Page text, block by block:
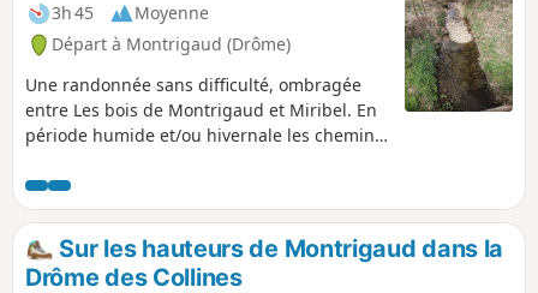
3h 45
Moyenne
Départ à Montrigaud (Drôme)
Une randonnée sans difficulté, ombragée
entre Les bois de Montrigaud et Miribel. En
période humide et/ou hivernale les chemins
chaussures alors indispensables.
Sur les hauteurs de Montrigaud dans la
Drôme des Collines